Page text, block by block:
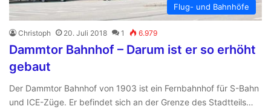
Flug- und Bahnhöfe
Christoph 20. Juli 2018 1 6.979
Dammtor Bahnhof – Darum ist er so erhöht
gebaut
Der Dammtor Bahnhof von 1903 ist ein Fernbahnhof für S-Bahn
und ICE-Züge. Er befindet sich an der Grenze des Stadtteils…